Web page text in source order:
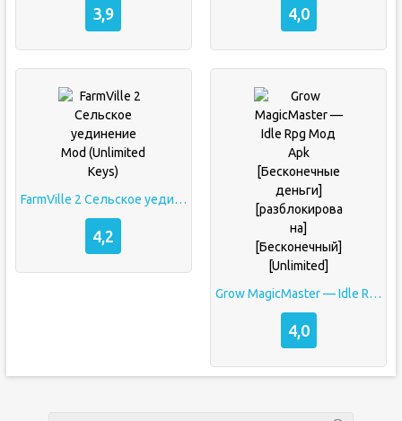
3,9 4,0
FarmVille 2 Cельское уединение Mod (Unlimited Keys)
4,2
Grow MagicMaster — Idle Rpg Мод Apk [Бесконечные деньги][разблокирована][Бесконечный][Unlimited]
4,0